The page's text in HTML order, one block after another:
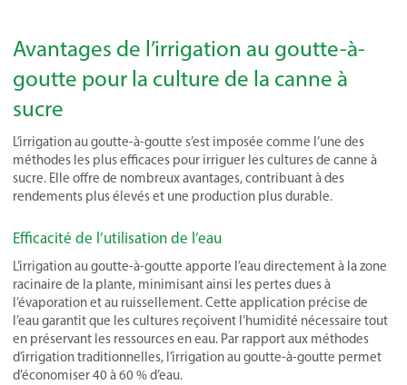
Avantages de l’irrigation au goutte-à-
goutte pour la culture de la canne à
sucre
L’irrigation au goutte-à-goutte s’est imposée comme l’une des
méthodes les plus efficaces pour irriguer les cultures de canne à
sucre. Elle offre de nombreux avantages, contribuant à des
rendements plus élevés et une production plus durable.
Efficacité de l’utilisation de l’eau
L’irrigation au goutte-à-goutte apporte l’eau directement à la zone
racinaire de la plante, minimisant ainsi les pertes dues à
l’évaporation et au ruissellement. Cette application précise de
l’eau garantit que les cultures reçoivent l’humidité nécessaire tout
en préservant les ressources en eau. Par rapport aux méthodes
d’irrigation traditionnelles, l’irrigation au goutte-à-goutte permet
d’économiser 40 à 60 % d’eau.